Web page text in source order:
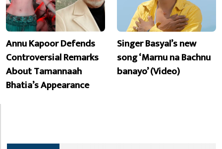
Annu Kapoor Defends
Controversial Remarks
About Tamannaah
Bhatia’s Appearance
Singer Basyal’s new
song ‘Marnu na Bachnu
banayo’ (Video)